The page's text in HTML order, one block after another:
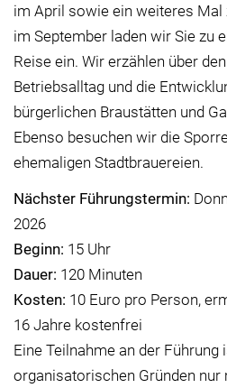
im April sowie ein weiteres
im September laden wir Sie zu
Reise ein. Wir erzählen über
Betriebsalltag und die
bürgerlichen Braustätten und
Ebenso besuchen wir die
ehemaligen Stadtbrauereien.
Nächster Führungstermin:
2026
Beginn: 15 Uhr
Dauer: 120 Minuten
Kosten: 10 Euro pro Person,
16 Jahre kostenfrei
Eine Teilnahme an der Führung
organisatorischen Gründen nur